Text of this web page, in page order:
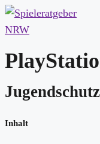
Jugendschutz
Inhalt